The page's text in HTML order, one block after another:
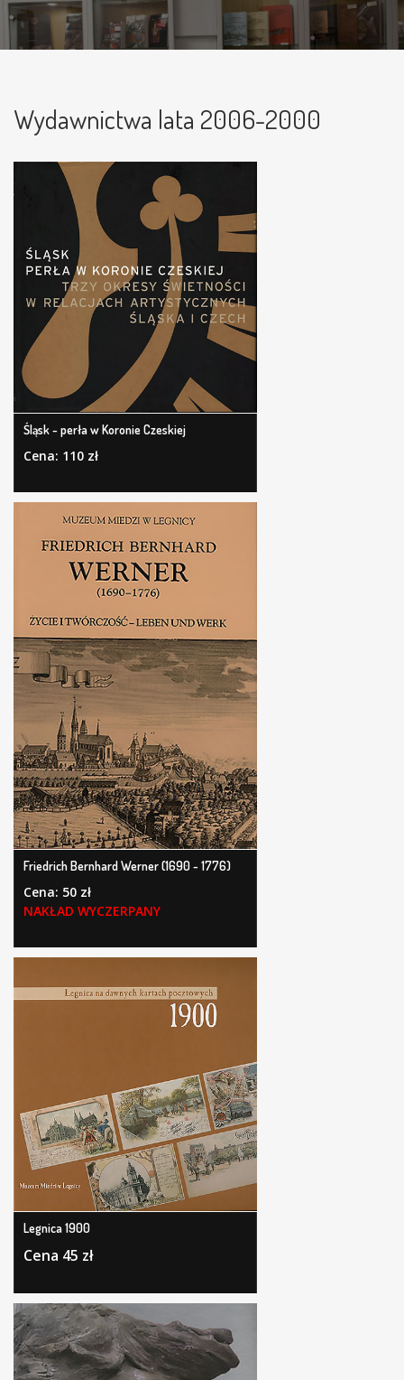
Wydawnictwa lata 2006-2000
Śląsk - perła w Koronie Czeskiej
Cena: 110 zł
Friedrich Bernhard Werner (1690 - 1776)
Cena: 50 zł
NAKŁAD WYCZERPANY
Legnica 1900
Cena 45 zł